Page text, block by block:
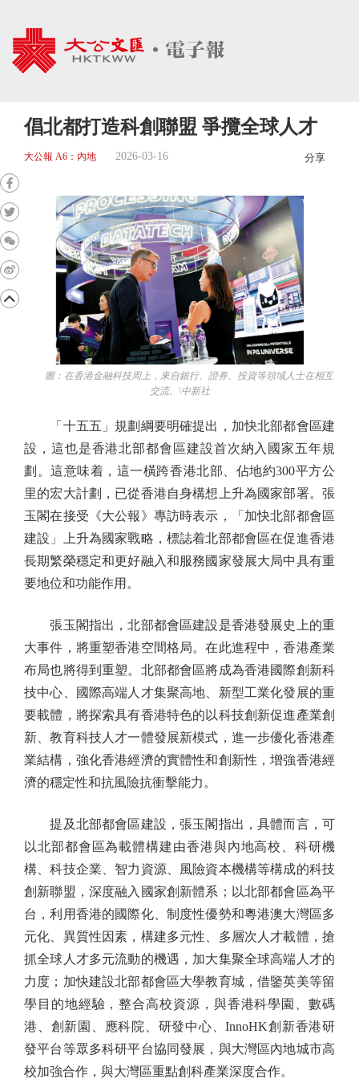
倡北都打造科創聯盟 爭攬全球人才
大公報 A6：內地 2026-03-16 分享
圖：在香港金融科技周上，來自銀行、證券、投資等領域人士在相互
交流。\中新社
「十五五」規劃綱要明確提出，加快北部都會區建
設，這也是香港北部都會區建設首次納入國家五年規
劃。這意味着，這一橫跨香港北部、佔地約300平方公
里的宏大計劃，已從香港自身構想上升為國家部署。張
玉閣在接受《大公報》專訪時表示，「加快北部都會區
建設」上升為國家戰略，標誌着北部都會區在促進香港
長期繁榮穩定和更好融入和服務國家發展大局中具有重
要地位和功能作用。
張玉閣指出，北部都會區建設是香港發展史上的重
大事件，將重塑香港空間格局。在此進程中，香港產業
布局也將得到重塑。北部都會區將成為香港國際創新科
技中心、國際高端人才集聚高地、新型工業化發展的重
要載體，將探索具有香港特色的以科技創新促進產業創
新、教育科技人才一體發展新模式，進一步優化香港產
業結構，強化香港經濟的實體性和創新性，增強香港經
濟的穩定性和抗風險抗衝擊能力。
提及北部都會區建設，張玉閣指出，具體而言，可
以北部都會區為載體構建由香港與內地高校、科研機
構、科技企業、智力資源、風險資本機構等構成的科技
創新聯盟，深度融入國家創新體系；以北部都會區為平
台，利用香港的國際化、制度性優勢和粵港澳大灣區多
元化、異質性因素，構建多元性、多層次人才載體，搶
抓全球人才多元流動的機遇，加大集聚全球高端人才的
力度；加快建設北部都會區大學教育城，借鑒英美等留
學目的地經驗，整合高校資源，與香港科學園、數碼
港、創新園、應科院、研發中心、InnoHK創新香港研
發平台等眾多科研平台協同發展，與大灣區內地城市高
校加強合作，與大灣區重點創科產業深度合作。